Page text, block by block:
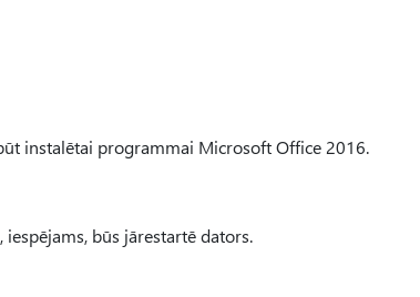
instalētai programmai Microsoft Office 2016.
būs jārestartē dators.